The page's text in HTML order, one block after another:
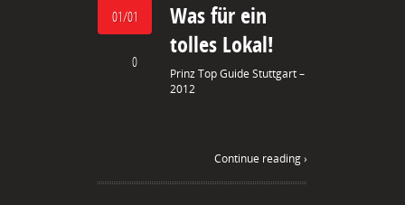
01/01
0
Was für ein
tolles Lokal!
Prinz Top Guide Stuttgart –
2012
Continue reading ›